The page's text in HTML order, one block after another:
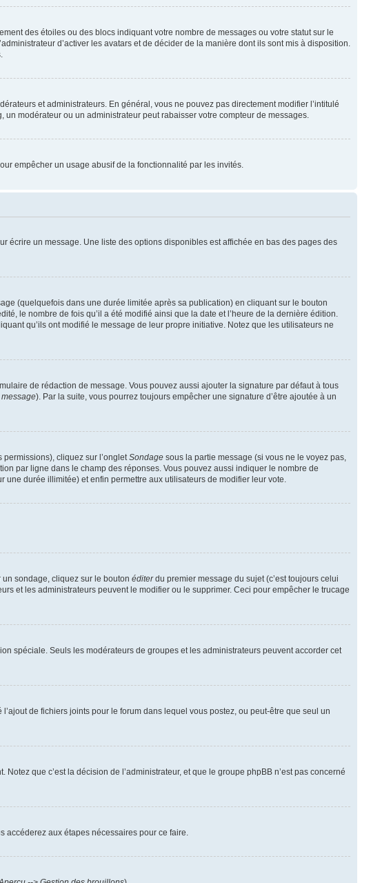
des étoiles ou des blocs indiquant votre nombre de messages ou votre statut sur le
d’activer les avatars et de décider de la manière dont ils sont mis à disposition.
et administrateurs. En général, vous ne pouvez pas directement modifier l’intitulé
modérateur ou un administrateur peut rabaisser votre compteur de messages.
empêcher un usage abusif de la fonctionnalité par les invités.
écrire un message. Une liste des options disponibles est affichée en bas des pages des
(quelquefois dans une durée limitée après sa publication) en cliquant sur le bouton
le nombre de fois qu’il a été modifié ainsi que la date et l’heure de la dernière édition.
qu’ils ont modifié le message de leur propre initiative. Notez que les utilisateurs ne
de rédaction de message. Vous pouvez aussi ajouter la signature par défaut à tous
). Par la suite, vous pourrez toujours empêcher une signature d’être ajoutée à un
cliquez sur l’onglet Sondage sous la partie message (si vous ne le voyez pas,
par ligne dans le champ des réponses. Vous pouvez aussi indiquer le nombre de
durée illimitée) et enfin permettre aux utilisateurs de modifier leur vote.
sondage, cliquez sur le bouton éditerdu premier message du sujet (c’est toujours celui
et les administrateurs peuvent le modifier ou le supprimer. Ceci pour empêcher le trucage
spéciale. Seuls les modérateurs de groupes et les administrateurs peuvent accorder cet
de fichiers joints pour le forum dans lequel vous postez, ou peut-être que seul un
que c’est la décision de l’administrateur, et que le groupe phpBB n’est pas concerné
accéderez aux étapes nécessaires pour ce faire.